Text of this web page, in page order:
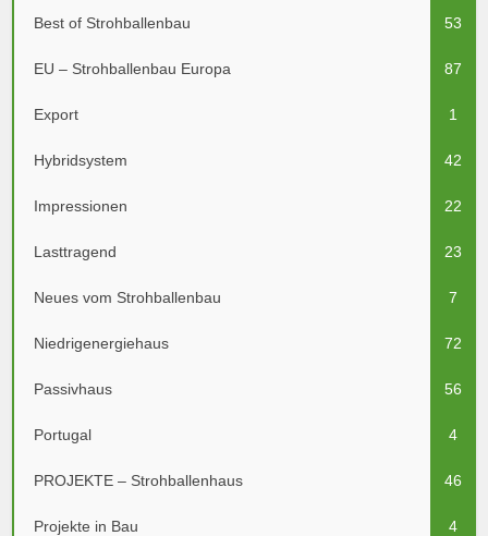
Best of Strohballenbau 53
EU – Strohballenbau Europa 87
Export 1
Hybridsystem 42
Impressionen 22
Lasttragend 23
Neues vom Strohballenbau 7
Niedrigenergiehaus 72
Passivhaus 56
Portugal 4
PROJEKTE – Strohballenhaus 46
Projekte in Bau 4